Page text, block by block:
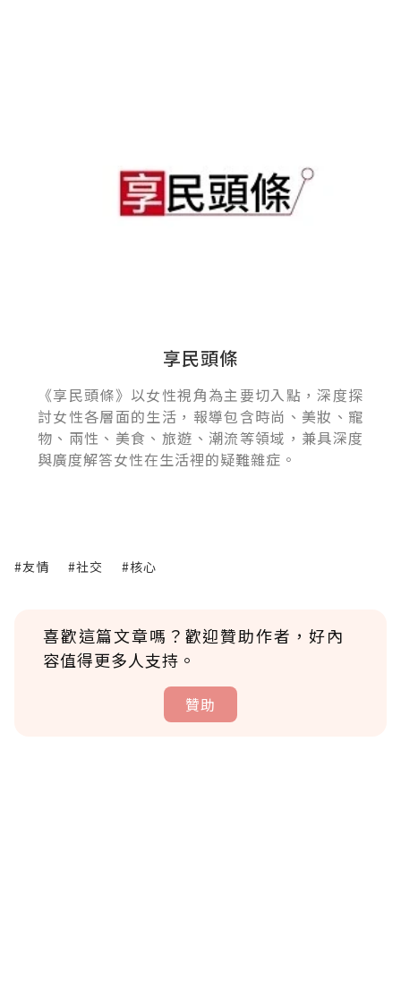
享民頭條
《享民頭條》以女性視角為主要切入點，深度探
討女性各層面的生活，報導包含時尚、美妝、寵
物、兩性、美食、旅遊、潮流等領域，兼具深度
與廣度解答女性在生活裡的疑難雜症。
#友情 #社交 #核心
喜歡這篇文章嗎？歡迎贊助作者，好內
容值得更多人支持。
贊助